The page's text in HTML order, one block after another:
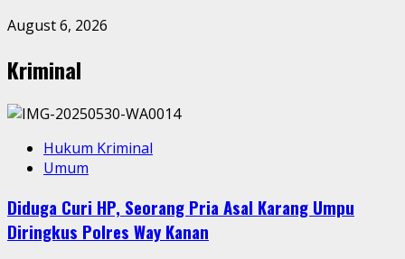
August 6, 2026
Kriminal
Hukum Kriminal
Umum
Diduga Curi HP, Seorang Pria Asal Karang Umpu
Diringkus Polres Way Kanan